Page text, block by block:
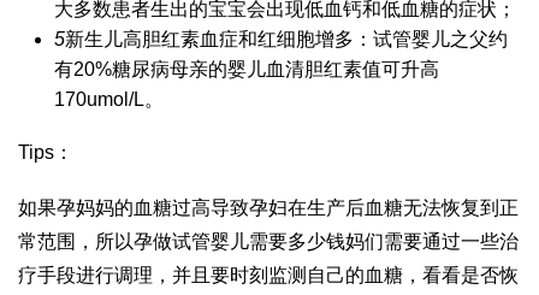
大多数患者生出的宝宝会出现低血钙和低血糖的症状；
5新生儿高胆红素血症和红细胞增多： 试管婴儿之父约
有20%糖尿病母亲的婴儿血清胆红素值可升高
170umol/L。
Tips：
如果孕妈妈的血糖过高导致孕妇在生产后血糖无法恢复到正
常范围，所以孕做试管婴儿需要多少钱妈们需要通过一些治
疗手段进行调理，并且要时刻监测自己的血糖，看看是否恢